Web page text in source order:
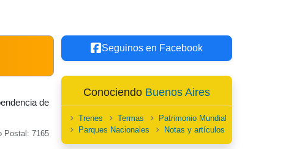
de
Postal: 7165
Seguinos en Facebook
Conociendo Buenos Aires
Trenes Termas
Patrimonio Mundial
Parques Nacionales
Notas y artículos